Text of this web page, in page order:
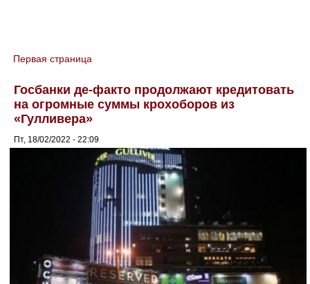
You are here
Первая страница
Госбанки де-факто продолжают кредитовать
на огромные суммы крохоборов из
«Гулливера»
Пт, 18/02/2022 - 22:09